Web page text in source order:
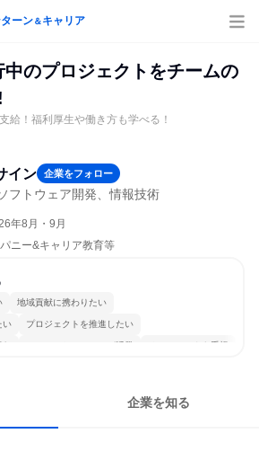
ーン＆キャリア
中のプロジェクトをチームの
給！福利厚生や働き方も学べる！
イン 企業をフォロー
フトウェア開発、情報技術
年8月・9月
ニー&キャリア教育等
地域貢献に携わりたい
い プロジェクトを推進したい
コミュニケーションが活発 チームワークを重視
企業を知る